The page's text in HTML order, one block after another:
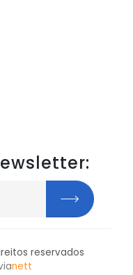
reservados
nett